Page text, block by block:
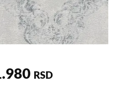
RSD